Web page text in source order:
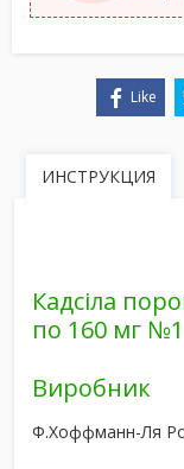
Like
ИНСТРУКЦИЯ
Кадсіла
по 160 мг
Виробник
Ф.Хоффманн-Ля